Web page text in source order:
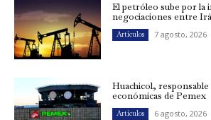
El petróleo sube por la
negociaciones entre
Artículos 7 agosto, 2026
Huachicol, responsable
económicas de Pemex
Artículos 6 agosto, 2026